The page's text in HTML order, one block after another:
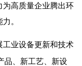
为高质量企业腾出环
。
工业设备更新和技术
品、新工艺、新设